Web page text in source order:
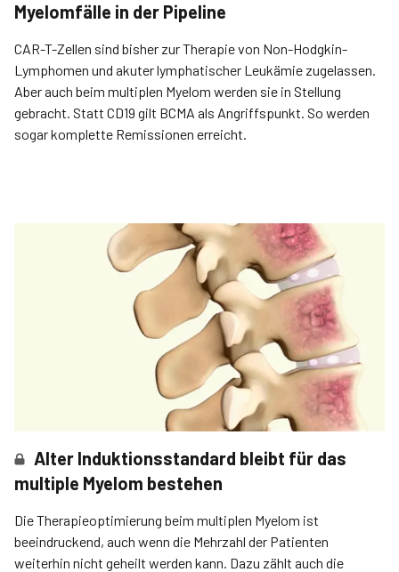
Myelomfälle in der Pipeline
CAR-T-Zellen sind bisher zur Therapie von Non-Hodgkin-
Lymphomen und akuter lymphatischer Leuk­ämie zugelassen.
Aber auch beim multiplen Myelom werden sie in Stellung
gebracht. Statt CD19 gilt BCMA als Angriffspunkt. So werden
sogar komplette Remissionen erreicht.
Alter Induktionsstandard bleibt für das
multiple Myelom bestehen
Die Therapieoptimierung beim multiplen Myelom ist
beeindruckend, auch wenn die Mehrzahl der Patienten
weiterhin nicht geheilt werden kann. Dazu zählt auch die